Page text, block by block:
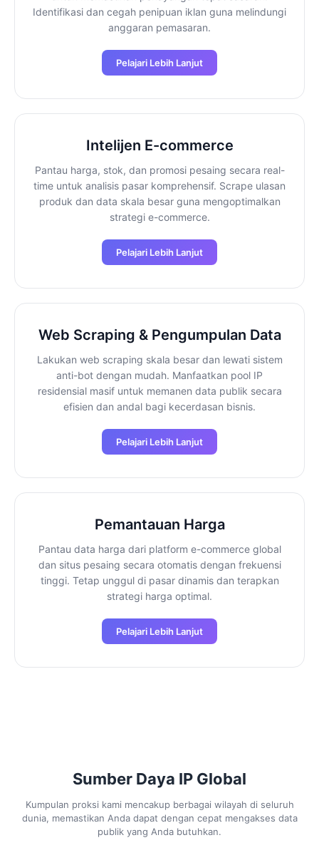
Identifikasi dan cegah penipuan iklan guna melindungi
anggaran pemasaran.
Pelajari Lebih Lanjut
Intelijen E-commerce
Pantau harga, stok, dan promosi pesaing secara real-
time untuk analisis pasar komprehensif. Scrape ulasan
produk dan data skala besar guna mengoptimalkan
strategi e-commerce.
Pelajari Lebih Lanjut
Web Scraping & Pengumpulan Data
Lakukan web scraping skala besar dan lewati sistem
anti-bot dengan mudah. Manfaatkan pool IP
residensial masif untuk memanen data publik secara
efisien dan andal bagi kecerdasan bisnis.
Pelajari Lebih Lanjut
Pemantauan Harga
Pantau data harga dari platform e-commerce global
dan situs pesaing secara otomatis dengan frekuensi
tinggi. Tetap unggul di pasar dinamis dan terapkan
strategi harga optimal.
Pelajari Lebih Lanjut
Sumber Daya IP Global
Kumpulan proksi kami mencakup berbagai wilayah di seluruh
dunia, memastikan Anda dapat dengan cepat mengakses data
publik yang Anda butuhkan.